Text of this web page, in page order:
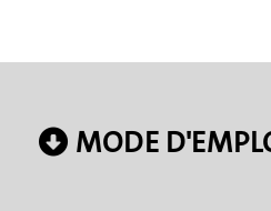
MODE